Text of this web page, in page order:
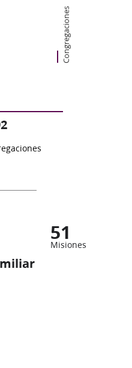
Congregaciones
51
Misiones